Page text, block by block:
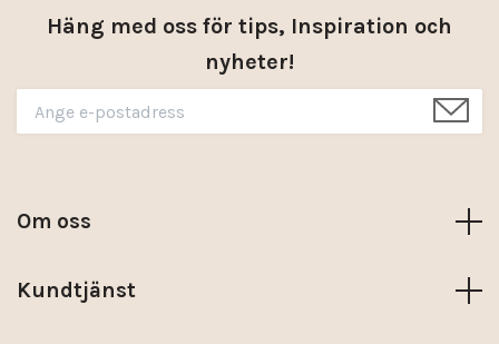
Häng med oss för tips, Inspiration och
nyheter!
Om oss
Kundtjänst